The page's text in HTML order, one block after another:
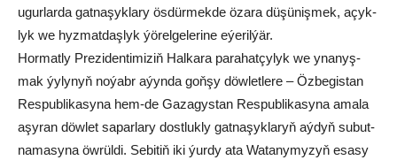
ugur­lar­da gat­na­şyk­la­ry ös­dür­mek­de öza­ra dü­şü­niş­mek, açyk­
lyk we hyz­mat­daş­lyk ýö­rel­ge­le­ri­ne eýe­ril­ýär.
Hor­mat­ly Pre­zi­den­ti­mi­ziň Hal­ka­ra pa­ra­hat­çy­lyk we yna­nyş­
mak ýy­ly­nyň no­ýabr aýyn­da goň­şy döw­let­le­re – Öz­be­gis­tan
Res­pub­li­ka­sy­na hem-de Ga­za­gys­tan Res­pub­li­ka­sy­na ama­la
aşy­ran döw­let sa­par­la­ry dost­lukly gat­na­şyk­la­ryň aý­dyň su­but­
na­ma­sy­na öw­rül­di. Se­bi­tiň iki ýur­dy ata Wa­ta­ny­my­zyň esa­sy